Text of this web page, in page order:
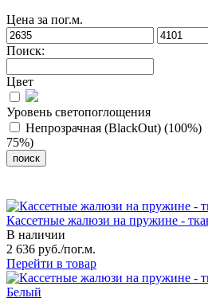
Цена за пог.м.
Поиск:
Цвет
Уровень светопоглощения
Непрозрачная (BlackOut) (100%)
75%)
Кассетные жалюзи на пружине -
В наличии
2 636 руб./пог.м.
Перейти в товар